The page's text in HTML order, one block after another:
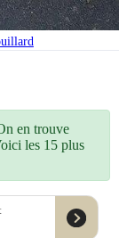
en trouve
les 15 plus